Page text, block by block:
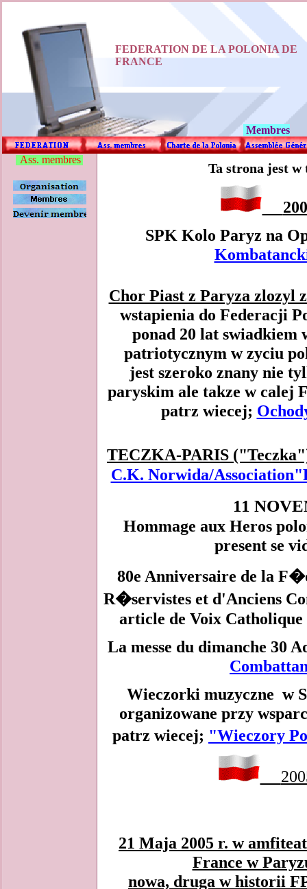
FEDERATION DE LA POLONIA DE
FRANCE
Membres
Ass. membres
Ta strona jest
SPK Kolo Paryz na
Chor Piast z Paryza zlozyl
wstapienia do Federacji
ponad 20 lat
patriotycznym w zyciu
jest szeroko znany nie
paryskim ale takze w calej
patrz wiecej;
TECZKA-PARIS
C.K. Norwida/
11
Hommage aux Heros
present se
80e Anniversaire de la
R�servistes et d'Anciens
article de Voix
La messe du dimanche 30
Wieczorki muzyczne w
organizowane przy
patrz wiecej; "Wieczory
21 Maja 2005 r. w
France w
nowa, druga w historii